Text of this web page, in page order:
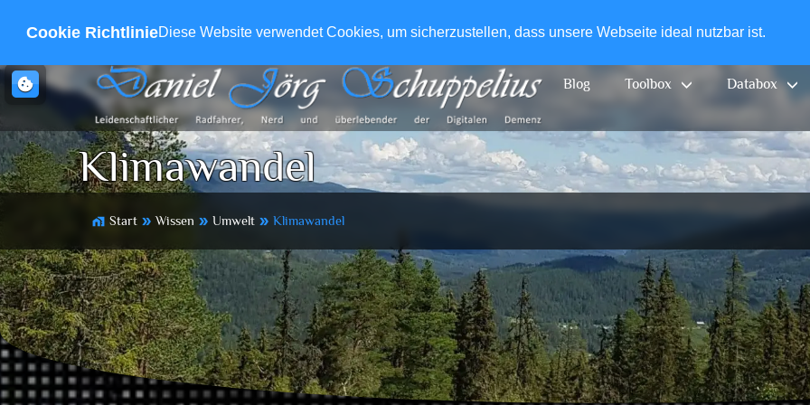
Cookie RichtlinieDiese Website verwendet Cookies, um sicherzustellen, dass unsere Webseite ideal nutzbar ist.
Blog Toolbox Databox
Klimawandel
home_work Start double_arrow Wissen double_arrow Umwelt double_arrow Klimawandel
cookie